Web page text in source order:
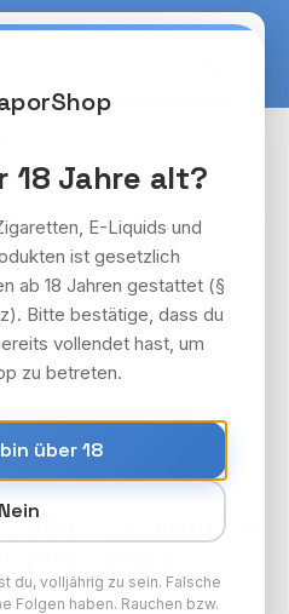
800 - Watermelon
18 Jahre alt?
E-Liquids und
ist gesetzlich
ab 18 Jahren gestattet (§
Bitte bestätige, dass du
vollendet hast, um
zu betreten.
über 18
Nein
du, volljährig zu sein. Falsche
Folgen haben. Rauchen bzw.